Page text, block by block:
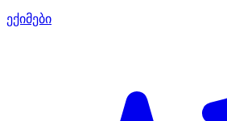
ექიმები